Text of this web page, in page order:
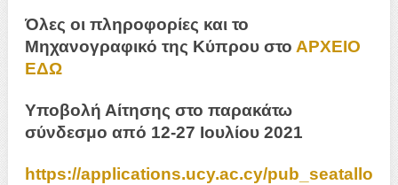
Όλες οι πληροφορίες και το
Μηχανογραφικό της Κύπρου στο ΑΡΧΕΙΟ
ΕΔΩ
Υποβολή Αίτησης στο παρακάτω
σύνδεσμο από 12-27 Ιουλίου 2021
https://applications.ucy.ac.cy/pub_seatallo